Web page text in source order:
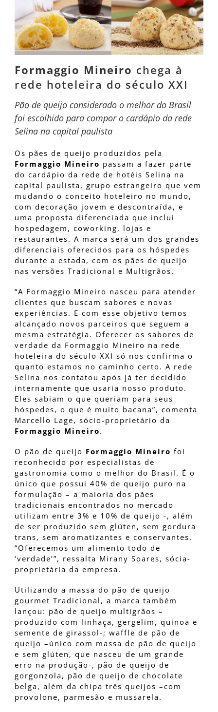
Formaggio Mineiro chega à
rede hoteleira do século XXI
Pão de queijo considerado o melhor do Brasil
foi escolhido para compor o cardápio da rede
Selina na capital paulista
Os pães de queijo produzidos pela
Formaggio Mineiro passam a fazer parte
do cardápio da rede de hotéis Selina na
capital paulista, grupo estrangeiro que vem
mudando o conceito hoteleiro no mundo,
com decoração jovem e descontraída, e
uma proposta diferenciada que inclui
hospedagem, coworking, lojas e
restaurantes. A marca será um dos grandes
diferenciais oferecidos para os hóspedes
durante a estada, com os pães de queijo
nas versões Tradicional e Multigrãos.
“A Formaggio Mineiro nasceu para atender
clientes que buscam sabores e novas
experiências. E com esse objetivo temos
alcançado novos parceiros que seguem a
mesma estratégia. Oferecer os sabores de
verdade da Formaggio Mineiro na rede
hoteleira do século XXI só nos confirma o
quanto estamos no caminho certo. A rede
Selina nos contatou após já ter decidido
internamente que usaria nosso produto.
Eles sabiam o que queriam para seus
hóspedes, o que é muito bacana”, comenta
Marcello Lage, sócio-proprietário da
Formaggio Mineiro.
O pão de queijo Formaggio Mineiro foi
reconhecido por especialistas de
gastronomia como o melhor do Brasil. É o
único que possui 40% de queijo puro na
formulação – a maioria dos pães
tradicionais encontrados no mercado
utilizam entre 3% e 10% de queijo -, além
de ser produzido sem glúten, sem gordura
trans, sem aromatizantes e conservantes.
“Oferecemos um alimento todo de
‘verdade’”, ressalta Mirany Soares, sócia-
proprietária da empresa.
Utilizando a massa do pão de queijo
gourmet Tradicional, a marca também
lançou: pão de queijo multigrãos –
produzido com linhaça, gergelim, quinoa e
semente de girassol-; waffle de pão de
queijo –único com massa de pão de queijo
e sem glúten, que nasceu de um grande
erro na produção-, pão de queijo de
gorgonzola, pão de queijo de chocolate
belga, além da chipa três queijos –com
provolone, parmesão e mussarela.